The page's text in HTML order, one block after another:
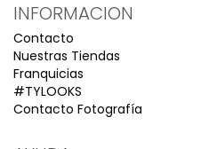
INFORMACION
Contacto
Nuestras Tiendas
Franquicias
#TYLOOKS
Contacto Fotografía